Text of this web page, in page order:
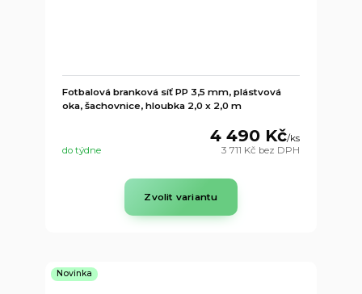
Fotbalová branková síť PP 3,5 mm, plástvová
oka, šachovnice, hloubka 2,0 x 2,0 m
4 490 Kč/ks
3 711 Kč bez DPH
do týdne
Zvolit variantu
Novinka